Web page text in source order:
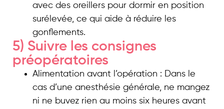
avec des oreillers pour dormir en position
surélevée, ce qui aide à réduire les
gonflements.
5) Suivre les consignes
préopératoires
Alimentation avant l’opération : Dans le
cas d’une anesthésie générale, ne mangez
ni ne buvez rien au moins six heures avant